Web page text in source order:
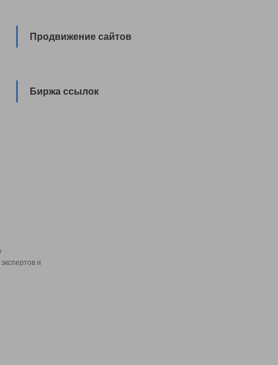
Продвижение сайтов
Биржа ссылок
и